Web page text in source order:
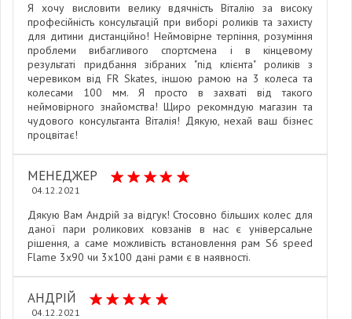
Я хочу висловити велику вдячність Віталію за високу
професійність консультацій при виборі роликів та захисту
для дитини дистанційно! Неймовірне терпіння, розуміння
проблеми вибагливого спортсмена і в кінцевому
результаті придбання зібраних "під клієнта" роликів з
черевиком від FR Skates, іншою рамою на 3 колеса та
колесами 100 мм. Я просто в захваті від такого
неймовірного знайомства! Щиро рекомндую магазин та
чудового консультанта Віталія! Дякую, нехай ваш бізнес
процвітає!
МЕНЕДЖЕР
04.12.2021
Дякую Вам Андрій за відгук! Стосовно більших колес для
даної пари роликових ковзанів в нас є універсальне
рішення, а саме можливість встановлення рам S6 speed
Flame 3х90 чи 3х100 дані рами є в наявності.
АНДРІЙ
04.12.2021